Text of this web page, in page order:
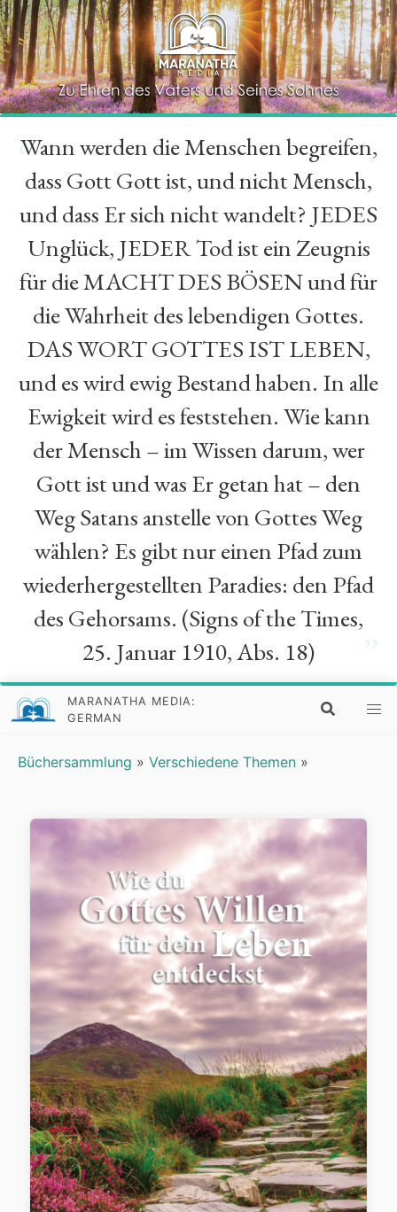
“
Wann werden die Menschen begreifen,
dass Gott Gott ist, und nicht Mensch,
und dass Er sich nicht wandelt? JEDES
Unglück, JEDER Tod ist ein Zeugnis
für die MACHT DES BÖSEN und für
die Wahrheit des lebendigen Gottes.
DAS WORT GOTTES IST LEBEN,
und es wird ewig Bestand haben. In alle
Ewigkeit wird es feststehen. Wie kann
der Mensch – im Wissen darum, wer
Gott ist und was Er getan hat – den
Weg Satans anstelle von Gottes Weg
wählen? Es gibt nur einen Pfad zum
wiederhergestellten Paradies: den Pfad
des Gehorsams. (Signs of the Times,
25. Januar 1910, Abs. 18)
MARANATHA MEDIA:
GERMAN
Büchersammlung » Verschiedene Themen »